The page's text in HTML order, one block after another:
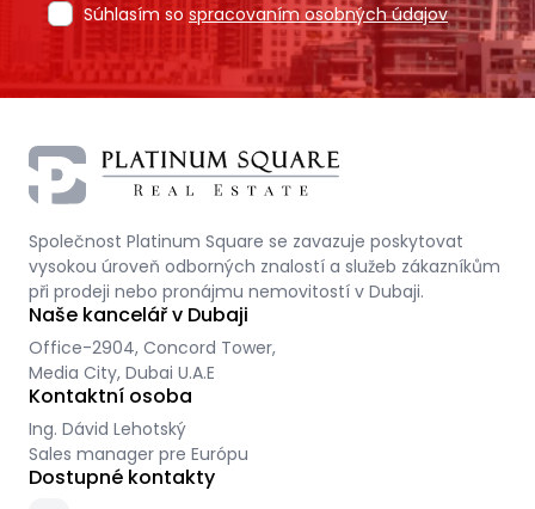
Súhlasím so spracovaním osobných údajov
Společnost Platinum Square se zavazuje poskytovat
vysokou úroveň odborných znalostí a služeb zákazníkům
při prodeji nebo pronájmu nemovitostí v Dubaji.
Naše kancelář v Dubaji
Office-2904, Concord Tower,
Media City, Dubai U.A.E
Kontaktní osoba
Ing. Dávid Lehotský
Sales manager pre Európu
Dostupné kontakty